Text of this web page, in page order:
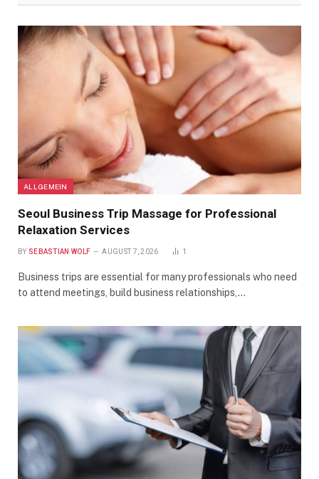
ALLGEMEIN
Seoul Business Trip Massage for Professional
Relaxation Services
BY SEBASTIAN WOLF AUGUST 7, 2026 1
Business trips are essential for many professionals who need
to attend meetings, build business relationships,…